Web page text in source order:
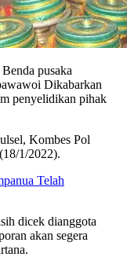
pusaka
Dikabarkan
penyelidikan pihak
Kombes Pol
1/2022).
Telah
dicek dianggota
akan segera